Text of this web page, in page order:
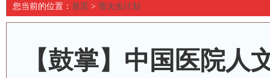
您当前的位置： 首页 > 萤火虫计划
【鼓掌】中国医院人